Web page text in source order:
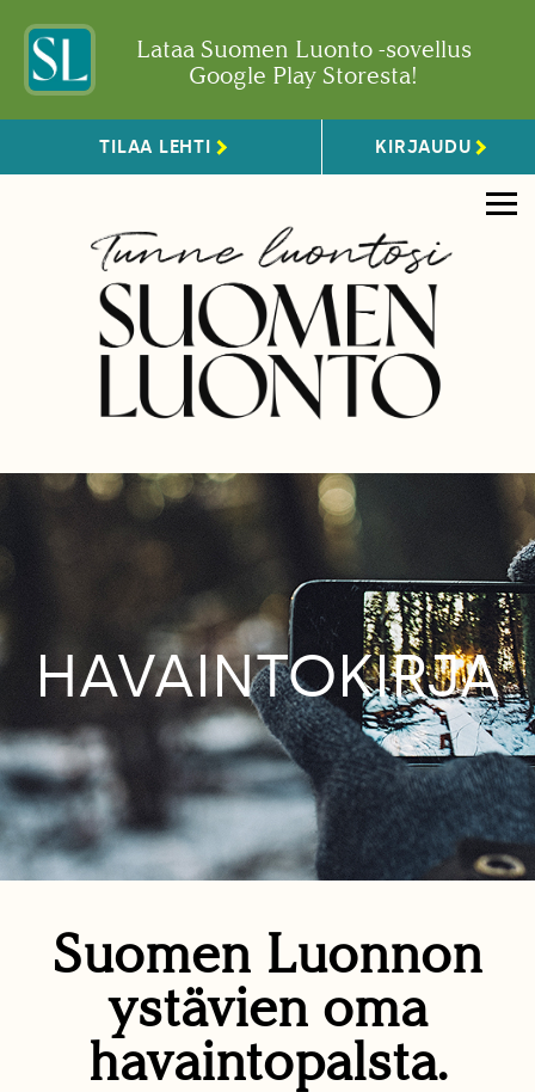
Lataa Suomen Luonto -sovellus
Google Play Storesta!
TILAA LEHTI KIRJAUDU
HAVAINTOKIRJA
Suomen Luonnon
ystävien oma
havaintopalsta.